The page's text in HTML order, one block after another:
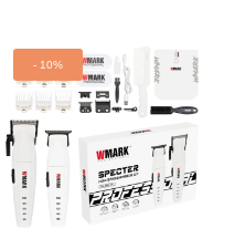
- 10%